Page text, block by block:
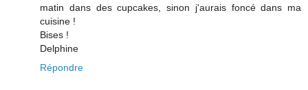
matin dans des cupcakes, sinon j'aurais foncé dans ma
cuisine !
Bises !
Delphine
Répondre